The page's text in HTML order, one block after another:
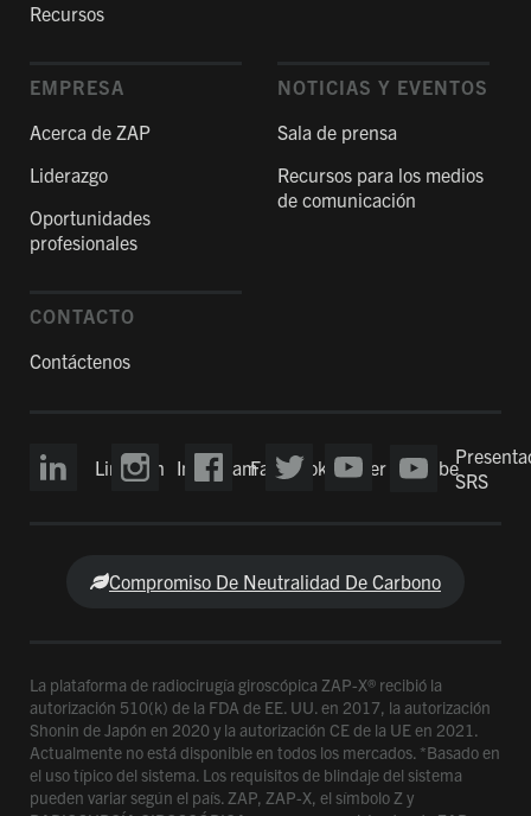
Recursos
EMPRESA
Acerca de ZAP
Liderazgo
Oportunidades
profesionales
NOTICIAS Y EVENTOS
Sala de prensa
Recursos para los medios
de comunicación
CONTACTO
Contáctenos
LinkedIn InstagramFacebook Twitter YouTube
SRS
Compromiso De Neutralidad De Carbono
La plataforma de radiocirugía giroscópica ZAP-X® recibió la
autorización 510(k) de la FDA de EE. UU. en 2017, la autorización
Shonin de Japón en 2020 y la autorización CE de la UE en 2021.
Actualmente no está disponible en todos los mercados. *Basado en
el uso típico del sistema. Los requisitos de blindaje del sistema
pueden variar según el país. ZAP, ZAP-X, el símbolo Z y